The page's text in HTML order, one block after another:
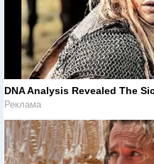
DNA Analysis Revealed The
Реклама